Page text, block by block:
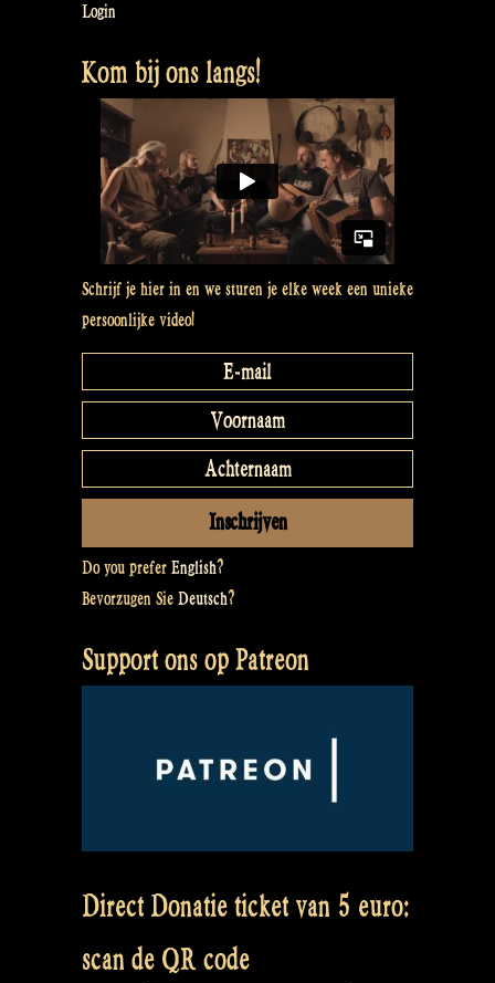
Login
Kom bij ons langs!
Schrijf je hier in en we sturen je elke week een unieke
persoonlijke video!
Do you prefer English?
Bevorzugen Sie Deutsch?
Support ons op Patreon
Direct Donatie ticket van 5 euro:
scan de QR code